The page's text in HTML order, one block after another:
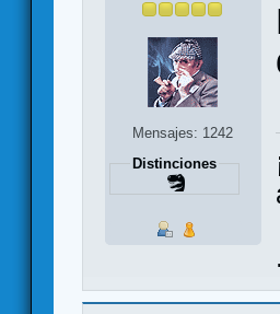
Mensajes: 1242
Distinciones